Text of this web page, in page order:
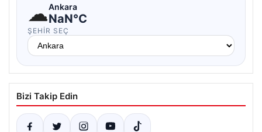
☁Ankara
NaN°C
ŞEHIR SEÇ
Bizi Takip Edin